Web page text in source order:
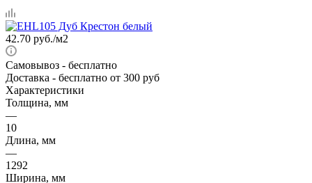
42.70 руб./м2
Самовывоз - бесплатно
Доставка - бесплатно от 300 руб
Характеристики
Толщина, мм
—
10
Длина, мм
—
1292
Ширина, мм